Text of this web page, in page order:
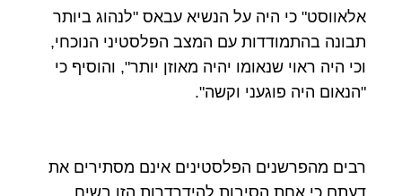
אלאווסט" כי היה על הנשיא עבאס "לנהוג ביותר
תבונה בהתמודדות עם המצב הפלסטיני הנוכחי,
וכי היה ראוי שנאומו יהיה מאוזן יותר", והוסיף כי
"הנאום היה פוגעני וקשה".
רבים מהפרשנים הפלסטינים אינם מסתירים את